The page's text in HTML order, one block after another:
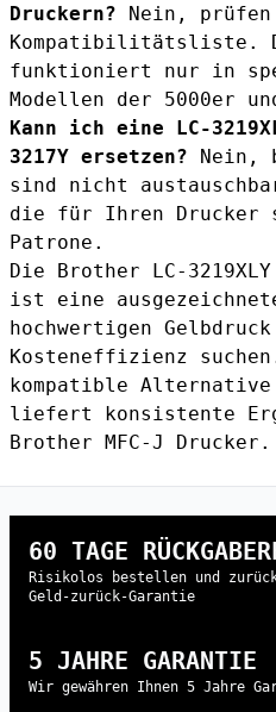
Druckern? Nein,
Kompatibilitätsliste.
funktioniert nur in
Modellen der 5000er
Kann ich eine LC-
3217Y ersetzen? Nein,
sind nicht
die für Ihren Drucker
Patrone.
Die Brother LC-
ist eine
hochwertigen
Kosteneffizienz
kompatible
liefert konsistente
Brother MFC-J Drucker.
60 TAGE
Risikolos bestellen und
Geld-zurück-Garantie
5 JAHRE GARANTIE
Wir gewähren Ihnen 5 Jahre